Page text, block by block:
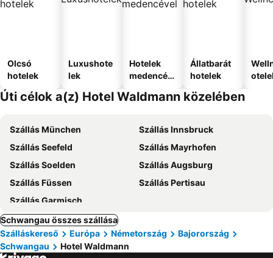
Olcsó
hotelek
Luxushote
lek
Hotelek
medencév
Állatbarát
hotelek
Úti célok a(z) Hotel Waldmann közelében
Szállás München
Szállás Innsbruck
Szállás Seefeld
Szállás Mayrhofen
Szállás Soelden
Szállás Augsburg
Szállás Füssen
Szállás Pertisau
Szállás Garmisch
Schwangau összes szállása
Szálláskereső
Európa Németország
Bajorország
Schwangau
Hotel Waldmann